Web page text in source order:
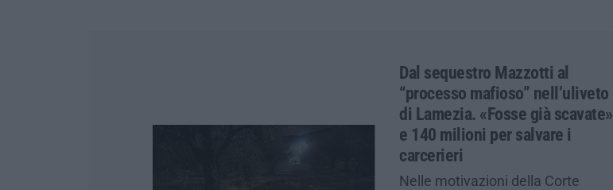
Dal sequestro Mazzotti al
“processo mafioso” nell’uliveto
di Lamezia. «Fosse già scavate»
e 140 milioni per salvare i
carcerieri
Nelle motivazioni della Corte